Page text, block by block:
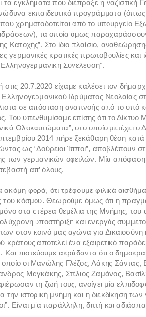
τα εγκλήματα που διέπραξε η ναζιστική
εκπαιδευτικά προγράμματα
χρηματοδοτείται από το υπουργείο
τα οποία όμως
Κατοχής”. Στο ίδιο πλαίσιο,
γερμανικές κρατικές πρωτοβουλίες
Συνέλευση”.
στις 20.7.2020 είχαμε καλέσει τον
Ελληνογερμανικού Ιδρύματος Νεολαίας
σε απόσταση αναπνοής από το υπό
Του υπενθυμίσαμε επίσης ότι το
Ολοκαυτώματα”, στο οποίο μετέχει
2014 πήρε ξεκάθαρη θέση
ως “Δούρειοι Ίπποι”, αποβλέπουν
των γερμανικών οφειλών. Μία
σεβαστή απ’ όλους.
φορά, ότι τρέφουμε φιλικά
του κόσμου. Θεωρούμε όμως ότι η
στα στέρεα θεμέλια της Μνήμης, του
υποστήριξη και ενεργός
στον κοινό μας αγώνα για Δικαιοσύνη
κράτους αποτελεί ένα εξαιρετικό
πιστεύουμε ακράδαντα ότι ο
οι Μανώλης Γλέζος, Λάκης Σάντας,
Μαγκάκης, Στέλιος Ζαμάνος,
τη ζωή τους, ανοίγει μία
ιστορική μνήμη και η διεκδίκηση των
Είναι μία παράλληλη, διττή και